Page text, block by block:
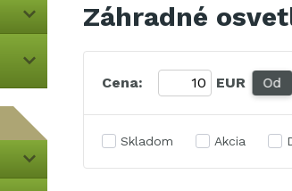
Záhradné
Cena: EUR Od
Skladom Akcia